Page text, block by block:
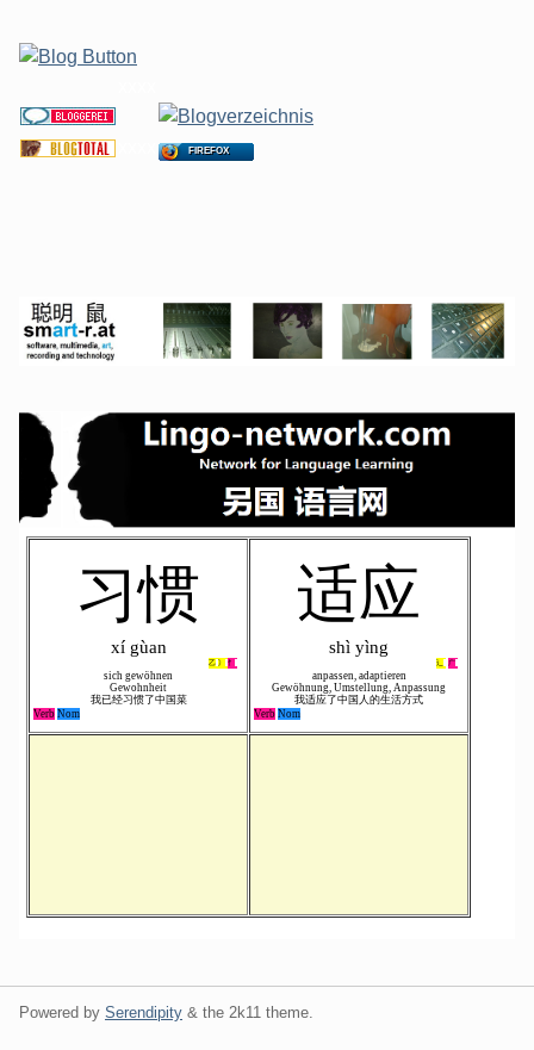
FIREFOX
Powered by Serendipity & the 2k11 theme.